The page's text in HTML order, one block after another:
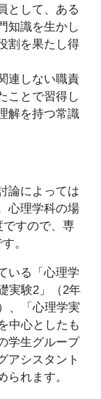
として、ある
知識を生かし
割を果たし得
連しない職責
ことで習得し
解を持つ常識
論によっては
心理学科の場
すので、専
。
いる「心理学
実験2」（2年
、「心理学実
中心としたも
学生グループ
アシスタント
れます。